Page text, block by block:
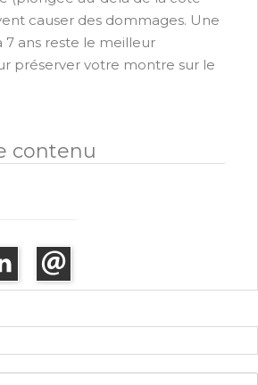
causer des dommages. Une
7 ans reste le meilleur
préserver votre montre sur le
contenu